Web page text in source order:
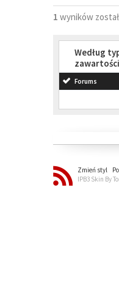
1 wyników
Według
zawartości
Forums
Zmień styl
IPB3 Skin By